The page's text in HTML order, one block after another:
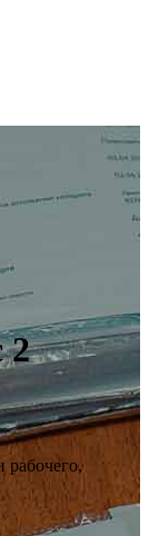
2
рабочего,